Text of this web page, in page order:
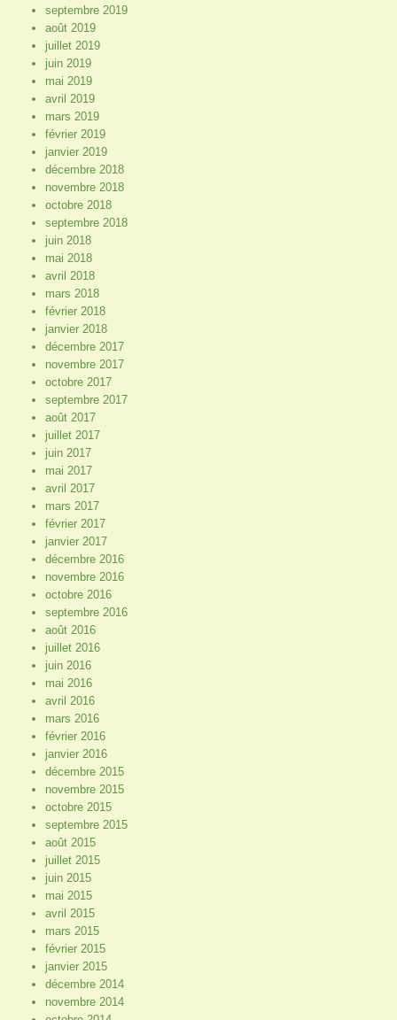
septembre 2019
août 2019
juillet 2019
juin 2019
mai 2019
avril 2019
mars 2019
février 2019
janvier 2019
décembre 2018
novembre 2018
octobre 2018
septembre 2018
juin 2018
mai 2018
avril 2018
mars 2018
février 2018
janvier 2018
décembre 2017
novembre 2017
octobre 2017
septembre 2017
août 2017
juillet 2017
juin 2017
mai 2017
avril 2017
mars 2017
février 2017
janvier 2017
décembre 2016
novembre 2016
octobre 2016
septembre 2016
août 2016
juillet 2016
juin 2016
mai 2016
avril 2016
mars 2016
février 2016
janvier 2016
décembre 2015
novembre 2015
octobre 2015
septembre 2015
août 2015
juillet 2015
juin 2015
mai 2015
avril 2015
mars 2015
février 2015
janvier 2015
décembre 2014
novembre 2014